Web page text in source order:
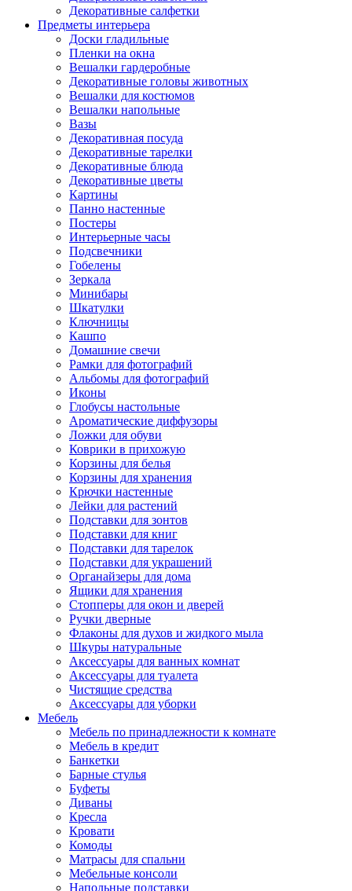
Декоративные салфетки
Предметы интерьера
Доски гладильные
Пленки на окна
Вешалки гардеробные
Декоративные головы животных
Вешалки для костюмов
Вешалки напольные
Вазы
Декоративная посуда
Декоративные тарелки
Декоративные блюда
Декоративные цветы
Картины
Панно настенные
Постеры
Интерьерные часы
Подсвечники
Гобелены
Зеркала
Минибары
Шкатулки
Ключницы
Кашпо
Домашние свечи
Рамки для фотографий
Альбомы для фотографий
Иконы
Глобусы настольные
Ароматические диффузоры
Ложки для обуви
Коврики в прихожую
Корзины для белья
Корзины для хранения
Крючки настенные
Лейки для растений
Подставки для зонтов
Подставки для книг
Подставки для тарелок
Подставки для украшений
Органайзеры для дома
Ящики для хранения
Стопперы для окон и дверей
Ручки дверные
Флаконы для духов и жидкого мыла
Шкуры натуральные
Аксессуары для ванных комнат
Аксессуары для туалета
Чистящие средства
Аксессуары для уборки
Мебель
Мебель по принадлежности к комнате
Мебель в кредит
Банкетки
Барные стулья
Буфеты
Диваны
Кресла
Кровати
Комоды
Матрасы для спальни
Мебельные консоли
Напольные подставки